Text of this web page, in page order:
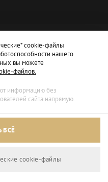
cookie-файлы
нашего
вы можете
файлов.
информацию без
сайта напрямую.
ВСЁ
сookie-файлы